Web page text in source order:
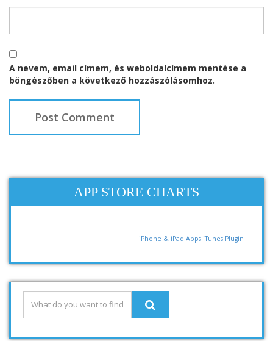
A nevem, email címem, és weboldalcímem mentése a
böngészőben a következő hozzászólásomhoz.
APP STORE CHARTS
iPhone & iPad Apps iTunes Plugin